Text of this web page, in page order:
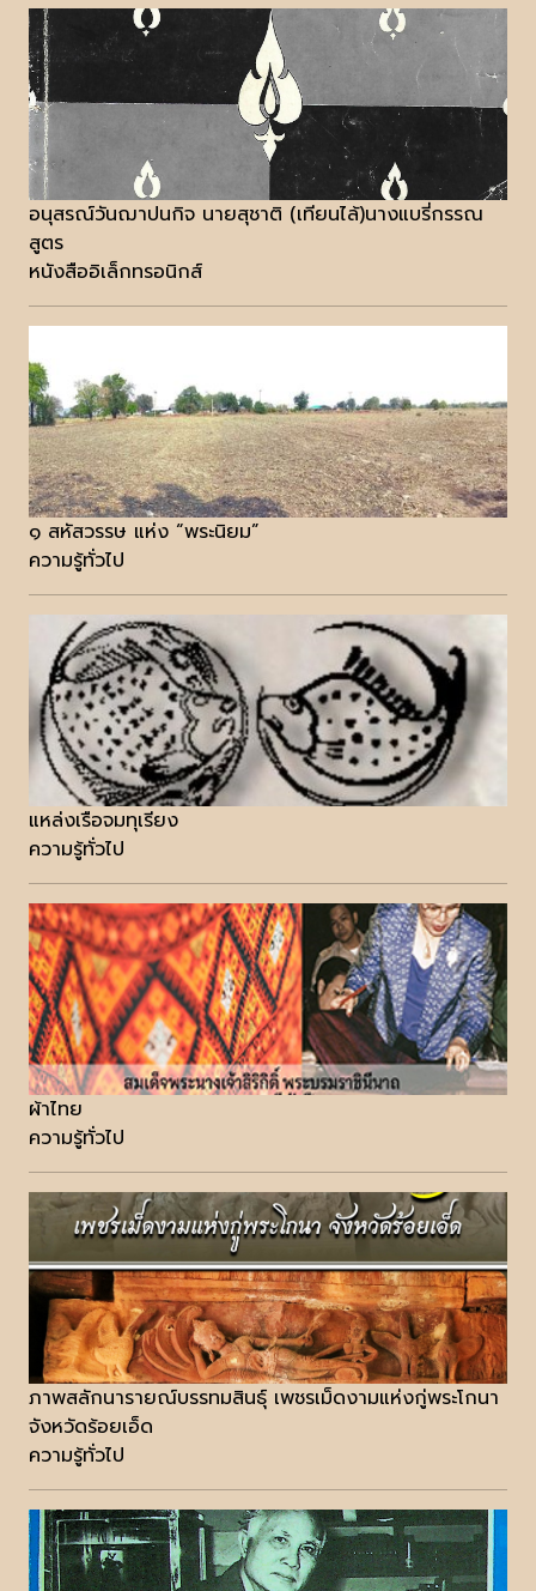
อนุสรณ์วันฌาปนกิจ นายสุชาติ (เทียนไล้)นางแบรี่กรรณ
สูตร
หนังสืออิเล็กทรอนิกส์
๑ สหัสวรรษ แห่ง “พระนิยม”
ความรู้ทั่วไป
แหล่งเรือจมทุเรียง
ความรู้ทั่วไป
ผ้าไทย
ความรู้ทั่วไป
ภาพสลักนารายณ์บรรทมสินธุ์ เพชรเม็ดงามแห่งกู่พระโกนา
จังหวัดร้อยเอ็ด
ความรู้ทั่วไป